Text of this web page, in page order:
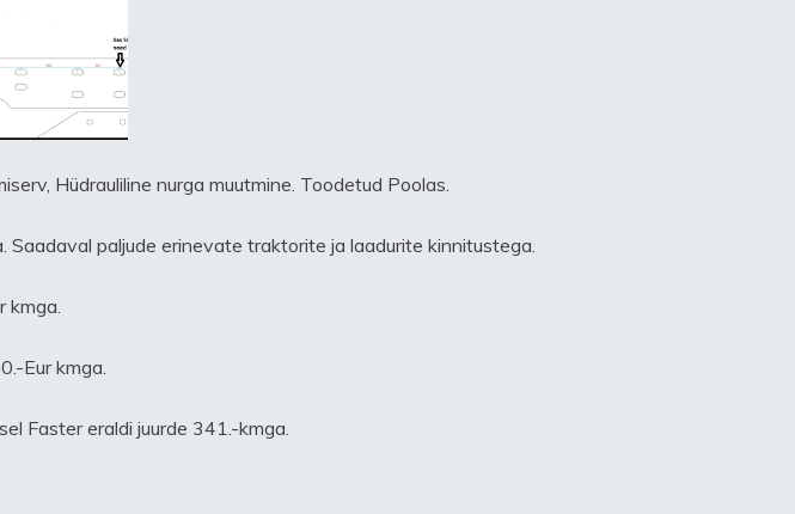
Hüdrauliline nurga muutmine. Toodetud Poolas.
paljude erinevate traktorite ja laadurite kinnitustega.
kmga.
Eur kmga.
Faster eraldi juurde 341.-kmga.